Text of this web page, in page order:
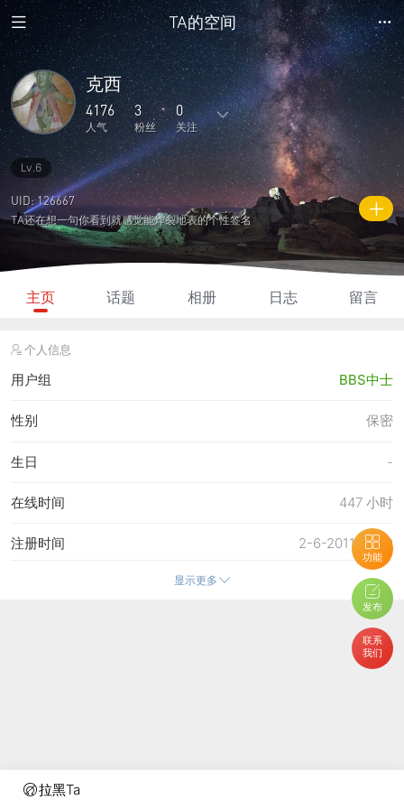
拉黑Ta
TA的空间
功能
发布
联系
我们
克西
4176
人气
3
粉丝
0
关注
96
主题
249
回复
0
日志
1
相册
1
好友
3 0
关注
0
说说
4176
人气
2040
积分
Lv.6
UID: 126667
TA还在想一句你看到就感觉能炸裂地表的个性签名
主页 话题 相册 日志 留言
个人信息
用户组 BBS中士
保密
性别
-
生日
447 小时
在线时间
2-6-2011 16:29
注册时间
14-12-2020 14:10
14-12-2020 14:10
9-12-2020 16:20
显示更多